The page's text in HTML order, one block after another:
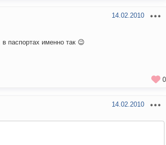
14.02.2010
паспортах именно так 😉
0
14.02.2010